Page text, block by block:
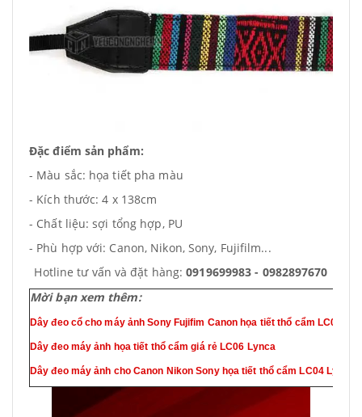
Đặc điểm sản phẩm:
- Màu sắc: họa tiết pha màu
- Kích thước: 4 x 138cm
- Chất liệu: sợi tổng hợp, PU
- Phù hợp với: Canon, Nikon, Sony, Fujifilm...
Hotline tư vấn và đặt hàng: 0919699983 - 0982897670
Mời bạn xem thêm:
Dây đeo cổ cho máy ảnh Sony Fujifim Canon họa tiết thổ cẩm LC05
Dây đeo máy ảnh họa tiết thổ cẩm giá rẻ LC06 Lynca
Dây đeo máy ảnh cho Canon Nikon Sony họa tiết thổ cẩm LC04 Lynca